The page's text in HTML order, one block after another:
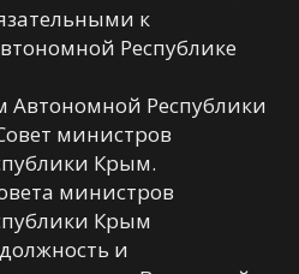
к
Республике
Автономной Республики
министров
Крым.
министров
Крым
и